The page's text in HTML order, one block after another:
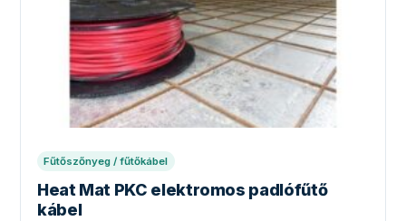
Fűtőszőnyeg / fűtőkábel
Heat Mat PKC elektromos padlófűtő
kábel